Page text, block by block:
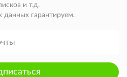
и т.д.
данных гарантируем.